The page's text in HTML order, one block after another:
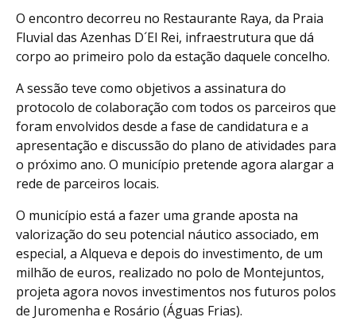
O encontro decorreu no Restaurante Raya, da Praia
Fluvial das Azenhas D´El Rei, infraestrutura que dá
corpo ao primeiro polo da estação daquele concelho.
A sessão teve como objetivos a assinatura do
protocolo de colaboração com todos os parceiros que
foram envolvidos desde a fase de candidatura e a
apresentação e discussão do plano de atividades para
o próximo ano. O município pretende agora alargar a
rede de parceiros locais.
O município está a fazer uma grande aposta na
valorização do seu potencial náutico associado, em
especial, a Alqueva e depois do investimento, de um
milhão de euros, realizado no polo de Montejuntos,
projeta agora novos investimentos nos futuros polos
de Juromenha e Rosário (Águas Frias).